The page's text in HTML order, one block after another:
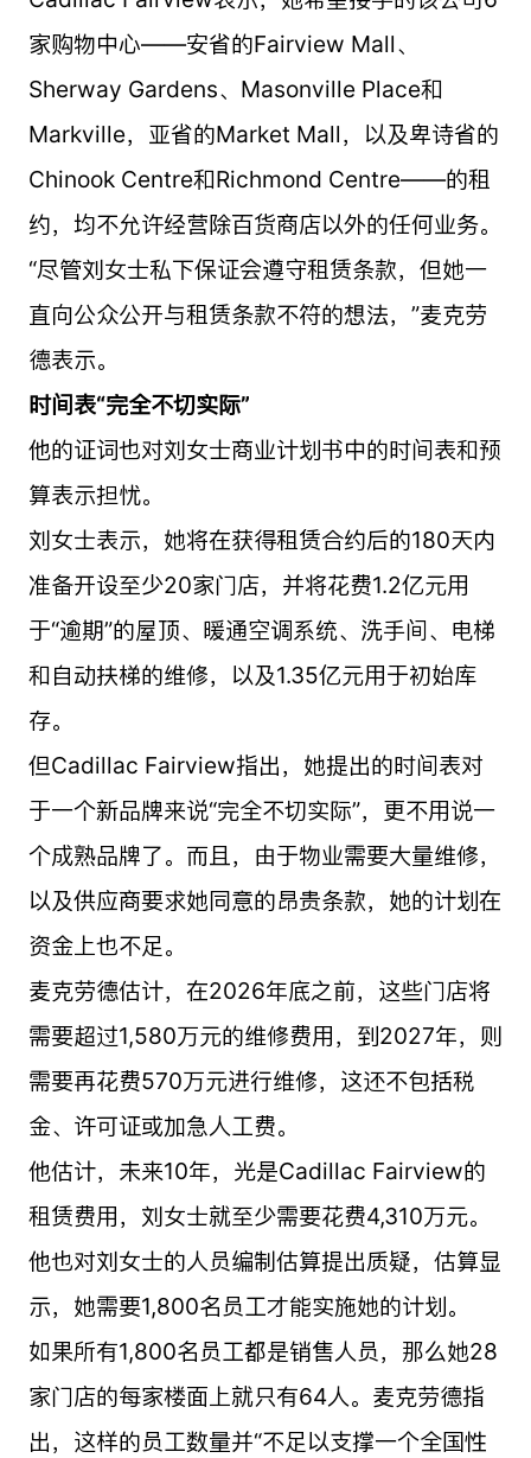
家购物中心——安省的Fairview Mall、
Sherway Gardens、Masonville Place和
Markville，亚省的Market Mall，以及卑诗省的
Chinook Centre和Richmond Centre——的租
约，均不允许经营除百货商店以外的任何业务。
“尽管刘女士私下保证会遵守租赁条款，但她一
直向公众公开与租赁条款不符的想法，”麦克劳
德表示。
时间表“完全不切实际”
他的证词也对刘女士商业计划书中的时间表和预
算表示担忧。
刘女士表示，她将在获得租赁合约后的180天内
准备开设至少20家门店，并将花费1.2亿元用
于“逾期”的屋顶、暖通空调系统、洗手间、电梯
和自动扶梯的维修，以及1.35亿元用于初始库
存。
但Cadillac Fairview指出，她提出的时间表对
于一个新品牌来说“完全不切实际”，更不用说一
个成熟品牌了。而且，由于物业需要大量维修，
以及供应商要求她同意的昂贵条款，她的计划在
资金上也不足。
麦克劳德估计，在2026年底之前，这些门店将
需要超过1,580万元的维修费用，到2027年，则
需要再花费570万元进行维修，这还不包括税
金、许可证或加急人工费。
他估计，未来10年，光是Cadillac Fairview的
租赁费用，刘女士就至少需要花费4,310万元。
他也对刘女士的人员编制估算提出质疑，估算显
示，她需要1,800名员工才能实施她的计划。
如果所有1,800名员工都是销售人员，那么她28
家门店的每家楼面上就只有64人。麦克劳德指
出，这样的员工数量并“不足以支撑一个全国性